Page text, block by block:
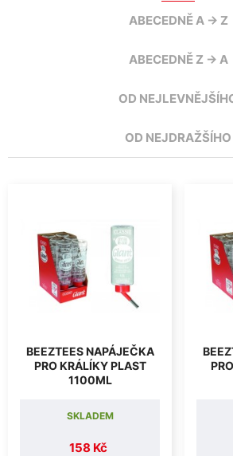
ABECEDNĚ A -> Z
ABECEDNĚ Z -> A
OD
OD NEJDRAŽŠÍHO
BEEZTEES NAPÁJEČKA
PRO KRÁLÍKY PLAST
1100ML
158 Kč
SKLADEM